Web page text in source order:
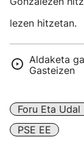
lezen hitzetan.
Aldaketa
Gasteizen
Foru Eta
PSE EE